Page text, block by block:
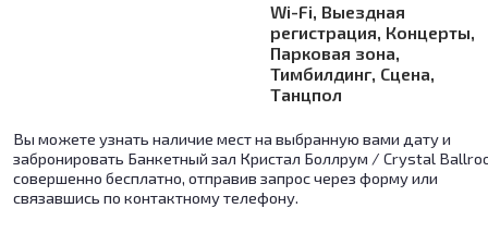
Wi-Fi, Выездная
регистрация, Концерты,
Парковая зона,
Тимбилдинг, Сцена,
Танцпол
Вы можете узнать наличие мест на выбранную вами дату и
забронировать Банкетный зал Кристал Боллрум / Crystal
совершенно бесплатно, отправив запрос через форму или
связавшись по контактному телефону.